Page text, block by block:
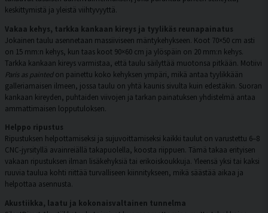
keskittymistä ja yleistä viihtyvyyttä.
Vakaa kehys, tarkka kankaan kireys ja tyylikäs reunapainatus
Jokainen taulu asennetaan massiiviseen mäntykehykseen. Koot 70×50 cm asti
on 15 mm:n kehys, kun taas koot 90×60 cm ja ylöspäin on 20 mm:n kehys.
Tarkka kankaan kireys varmistaa, että taulu säilyttää muotonsa pitkään. Motiivi
Paris as paintedon painettu koko kehyksen ympäri, mikä antaa tyylikkään
galleriamaisen ilmeen, jossa taulu on yhtä kaunis sivulta kuin edestäkin. Suoran
kankaan kireyden, puhtaiden viivojen ja tarkan painatuksen yhdistelmä antaa
ammattimaisen lopputuloksen.
Helppo ripustus
Ripustuksen helpottamiseksi ja sujuvoittamiseksi kaikki taulut on varustettu 6–8
CNC-jyrsityllä avainreiällä takapuolella, koosta riippuen. Tämä takaa erityisen
vakaan ripustuksen ilman lisäkehyksiä tai erikoiskoukkuja. Yleensä yksi tai kaksi
ruuvia taulua kohti riittää turvalliseen kiinnitykseen, mikä säästää aikaa ja
helpottaa asennusta.
Akustiikka, laatu ja kokonaisvaltainen tunnelma